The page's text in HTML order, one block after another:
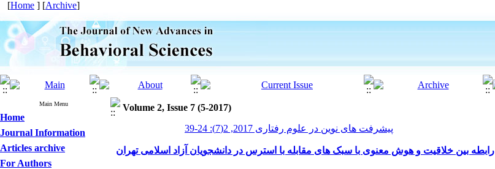
[Home ] [Archive]
Main Menu
Home
Journal Information
Articles archive
For Authors
Volume 2, Issue 7 (5-2017)
پیشرفت های نوین در علوم رفتاری 2017, 2(7): 24-39
رابطه بین خلاقیت و هوش معنوی با سبک های مقابله با استرس در دانشجویان آزاد اسلامی تهران